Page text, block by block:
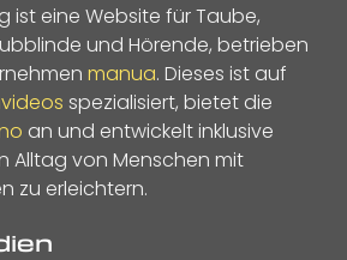
ist eine Website für Taube,
und Hörende, betrieben
manua. Dieses ist auf
spezialisiert, bietet die
an und entwickelt inklusive
Alltag von Menschen mit
zu erleichtern.